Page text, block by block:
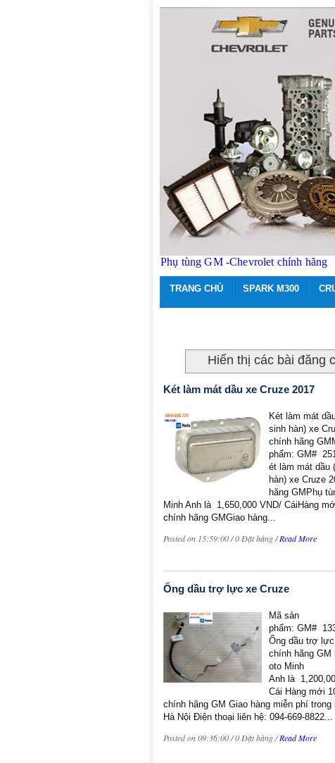
Phụ tùng GM -Chevrolet chính hãng
TRANG CHỦ SPARK M300
Hiển thị các bài đăng
Két làm mát dầu xe Cruze 2017
Két làm mát
sinh hàn) xe
chính hãng
phẩm: GM#
ét làm mát dầu
hàn) xe Cruze
hãng GMPhụ
Minh Anh là 1,650,000 VND/ CáiHàng
chính hãng GMGiao hàng...
Posted on 15:59:00 / 0 Đặt hàng /Read More
Ống dầu trợ lực xe Cruze
Mã sản
phẩm: GM#
Ống dầu trợ
chính hãng GM
oto Minh
Anh là
Cái Hàng mới
chính hãng GM Giao hàng miễn phí trong
Hà Nội Điện thoại liên hệ: 094-669-8822...
Posted on 09:36:00 / 0 Đặt hàng /Read More